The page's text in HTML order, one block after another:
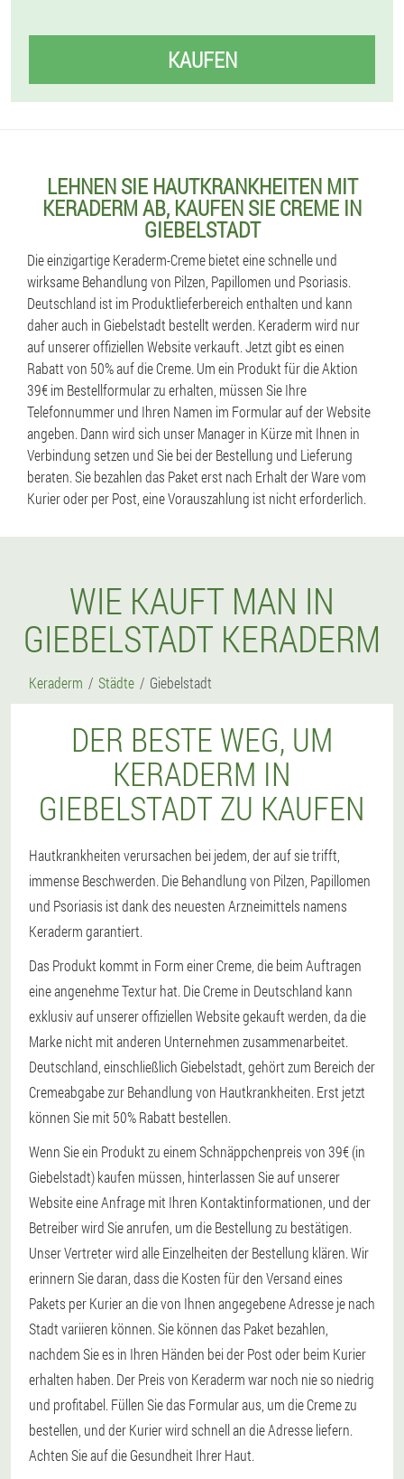
KAUFEN
LEHNEN SIE HAUTKRANKHEITEN MIT
KERADERM AB, KAUFEN SIE CREME IN
GIEBELSTADT
Die einzigartige Keraderm-Creme bietet eine schnelle und
wirksame Behandlung von Pilzen, Papillomen und Psoriasis.
Deutschland ist im Produktlieferbereich enthalten und kann
daher auch in Giebelstadt bestellt werden. Keraderm wird nur
auf unserer offiziellen Website verkauft. Jetzt gibt es einen
Rabatt von 50% auf die Creme. Um ein Produkt für die Aktion
39€ im Bestellformular zu erhalten, müssen Sie Ihre
Telefonnummer und Ihren Namen im Formular auf der Website
angeben. Dann wird sich unser Manager in Kürze mit Ihnen in
Verbindung setzen und Sie bei der Bestellung und Lieferung
beraten. Sie bezahlen das Paket erst nach Erhalt der Ware vom
Kurier oder per Post, eine Vorauszahlung ist nicht erforderlich.
WIE KAUFT MAN IN
GIEBELSTADT KERADERM
Keraderm Städte Giebelstadt
DER BESTE WEG, UM
KERADERM IN
GIEBELSTADT ZU KAUFEN
Hautkrankheiten verursachen bei jedem, der auf sie trifft,
immense Beschwerden. Die Behandlung von Pilzen, Papillomen
und Psoriasis ist dank des neuesten Arzneimittels namens
Keraderm garantiert.
Das Produkt kommt in Form einer Creme, die beim Auftragen
eine angenehme Textur hat. Die Creme in Deutschland kann
exklusiv auf unserer offiziellen Website gekauft werden, da die
Marke nicht mit anderen Unternehmen zusammenarbeitet.
Deutschland, einschließlich Giebelstadt, gehört zum Bereich der
Cremeabgabe zur Behandlung von Hautkrankheiten. Erst jetzt
können Sie mit 50% Rabatt bestellen.
Wenn Sie ein Produkt zu einem Schnäppchenpreis von 39€ (in
Giebelstadt) kaufen müssen, hinterlassen Sie auf unserer
Website eine Anfrage mit Ihren Kontaktinformationen, und der
Betreiber wird Sie anrufen, um die Bestellung zu bestätigen.
Unser Vertreter wird alle Einzelheiten der Bestellung klären. Wir
erinnern Sie daran, dass die Kosten für den Versand eines
Pakets per Kurier an die von Ihnen angegebene Adresse je nach
Stadt variieren können. Sie können das Paket bezahlen,
nachdem Sie es in Ihren Händen bei der Post oder beim Kurier
erhalten haben. Der Preis von Keraderm war noch nie so niedrig
und profitabel. Füllen Sie das Formular aus, um die Creme zu
bestellen, und der Kurier wird schnell an die Adresse liefern.
Achten Sie auf die Gesundheit Ihrer Haut.